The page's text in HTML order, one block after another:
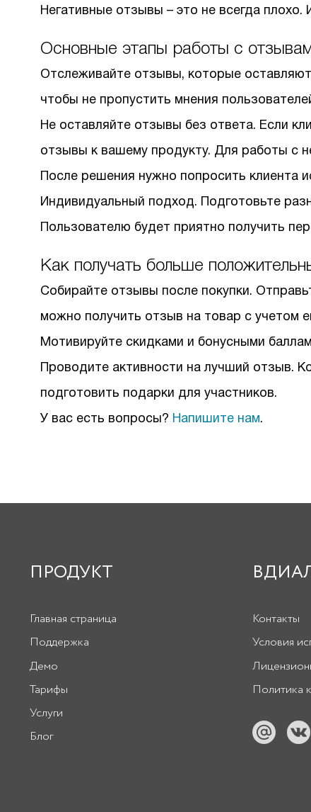
Негативные отзывы – это не всегда
Основные этапы работы с
Отслеживайте отзывы, которые
чтобы не пропустить мнения
Не оставляйте отзывы без ответа. Если
отзывы к вашему продукту. Для работы с
После решения нужно попросить клиента
Индивидуальный подход. Подготовьте
Пользователю будет приятно получить
Как получать больше
Собирайте отзывы после покупки.
можно получить отзыв на товар с учетом
Мотивируйте скидками и бонусными
Проводите активности на лучший отзыв.
подготовить подарки для участников.
У вас есть вопросы? Напишите нам.
ПРОДУКТ
Главная страница
Поддержка
Демо
Тарифы
Услуги
Блог
Контакты
Условия
Политика